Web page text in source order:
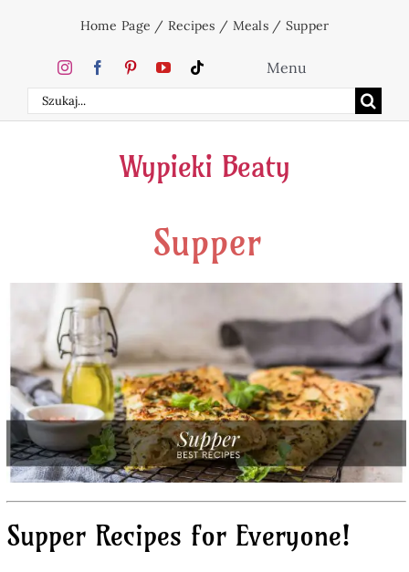
content
Home Page / Recipes / Meals/ Supper
Search
for:
Menu
Home
Cakes
Beverages
Baked Goods
Preserves
Meals
Wypieki Beaty
Supper
Supper Recipes for Everyone!